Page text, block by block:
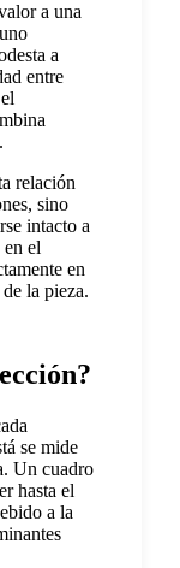
a una
a
entre
relación
sino
intacto a
el
en
la pieza.
se mide
Un cuadro
hasta el
a la